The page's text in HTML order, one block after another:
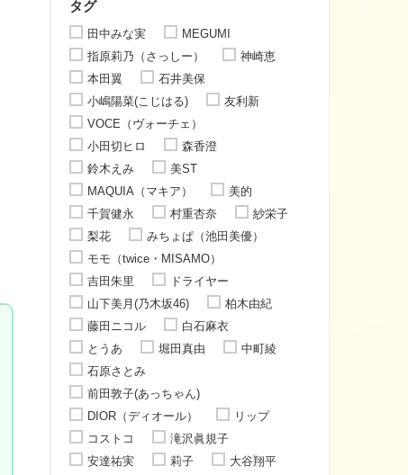
タグ
田中みな実
MEGUMI
指原莉乃（さっしー）
神崎恵
本田翼
石井美保
小嶋陽菜(こじはる)
友利新
VOCE（ヴォーチェ）
小田切ヒロ
森香澄
鈴木えみ
美ST
MAQUIA（マキア）
美的
千賀健永
村重杏奈
紗栄子
梨花
みちょぱ（池田美優）
モモ（twice・MISAMO）
吉田朱里
ドライヤー
山下美月(乃木坂46)
柏木由紀
藤田ニコル
白石麻衣
とうあ
堀田真由
中町綾
石原さとみ
前田敦子(あっちゃん)
DIOR（ディオール）
リップ
コストコ
滝沢眞規子
安達祐実
莉子
大谷翔平